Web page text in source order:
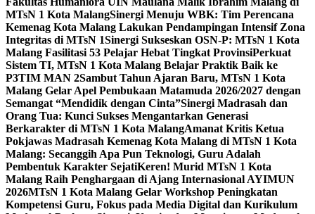
MTsN 1 Kota MalangSinergi Menuju WBK: Tim Perencana
Kemenag Kota Malang Lakukan Pendampingan Intensif Zona
Integritas di MTsN 1Sinergi Sukseskan OSN-P: MTsN 1 Kota
Malang Fasilitasi 53 Pelajar Hebat Tingkat ProvinsiPerkuat
Sistem TI, MTsN 1 Kota Malang Belajar Praktik Baik ke
P3TIM MAN 2Sambut Tahun Ajaran Baru, MTsN 1 Kota
Malang Gelar Apel Pembukaan Matamuda 2026/2027 dengan
Semangat “Mendidik dengan Cinta”Sinergi Madrasah dan
Orang Tua: Kunci Sukses Mengantarkan Generasi
Berkarakter di MTsN 1 Kota MalangAmanat Kritis Ketua
Pokjawas Madrasah Kemenag Kota Malang di MTsN 1 Kota
Malang: Secanggih Apa Pun Teknologi, Guru Adalah
Pembentuk Karakter SejatiKeren! Murid MTsN 1 Kota
Malang Raih Penghargaan di Ajang Internasional AYIMUN
2026MTsN 1 Kota Malang Gelar Workshop Peningkatan
Kompetensi Guru, Fokus pada Media Digital dan Kurikulum